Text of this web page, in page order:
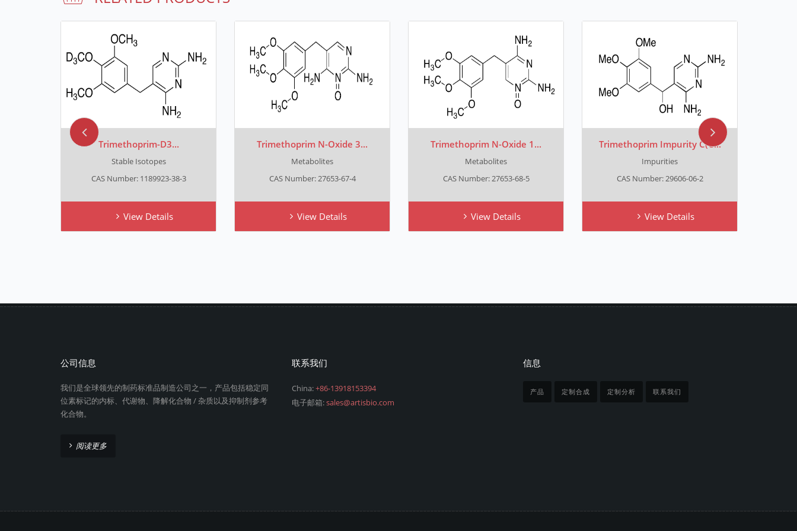
Trimethoprim-D3...
Stable Isotopes
CAS Number: 1189923-38-3
View Details
Trimethoprim N-Oxide 3...
Metabolites
CAS Number: 27653-67-4
View Details
Trimethoprim N-Oxide 1...
Metabolites
CAS Number: 27653-68-5
View Details
Trimethoprim Impurity C(C...
Impurities
CAS Number: 29606-06-2
View Details
公司信息
我们是全球领先的制药标准品制造公司之一，产品包括稳定同
位素标记的内标、代谢物、降解化合物 / 杂质以及抑制剂参考
化合物。
阅读更多
联系我们
China:+86-13918153394
电子邮箱:sales@artisbio.com
信息
产品 定制合成 定制分析 联系我们